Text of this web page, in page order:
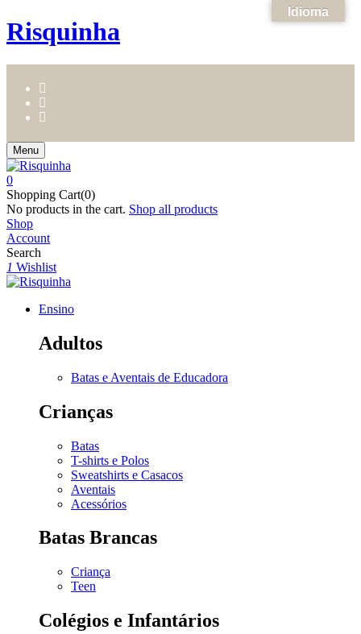
Risquinha
Menu
0
Shopping Cart(0)
No products in the cart. Shop all products
Shop
Account
Search
1 Wishlist
Ensino
Adultos
Batas e Aventais de Educadora
Crianças
Batas
T-shirts e Polos
Sweatshirts e Casacos
Aventais
Acessórios
Batas Brancas
Criança
Teen
Colégios e Infantários
Idioma